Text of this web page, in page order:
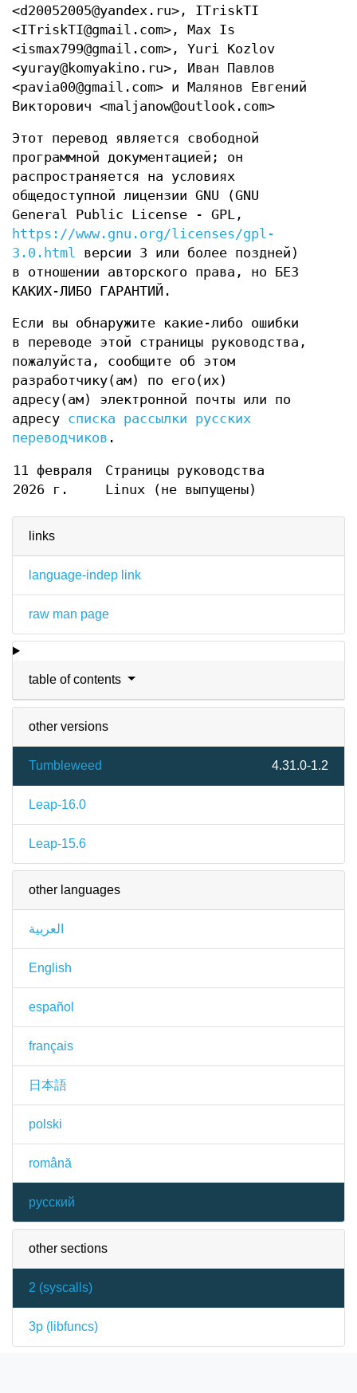
links
language-indep link
raw man page
table of contents
other versions
Tumbleweed 4.31.0-1.2
Leap-16.0
Leap-15.6
other languages
العربية
English
español
français
日本語
polski
română
русский
other sections
2 (syscalls)
3p ( libfuncs)
<d20052005@yandex.ru>, ITriskTI
<ITriskTI@gmail.com>, Max Is
<ismax799@gmail.com>, Yuri Kozlov
<yuray@komyakino.ru>, Иван Павлов
<pavia00@gmail.com> и Малянов Евгений
Викторович <maljanow@outlook.com>
Этот перевод является свободной
программной документацией; он
распространяется на условиях
общедоступной лицензии GNU (GNU
General Public License - GPL,
https://www.gnu.org/licenses/gpl-
3.0.html версии 3 или более поздней)
в отношении авторского права, но БЕЗ
КАКИХ-ЛИБО ГАРАНТИЙ.
Если вы обнаружите какие-либо ошибки
в переводе этой страницы руководства,
пожалуйста, сообщите об этом
разработчику(ам) по его(их)
адресу(ам) электронной почты или по
адресу списка рассылки русских
переводчиков .
11 февраля
2026 г.
Страницы руководства
Linux (не выпущены)